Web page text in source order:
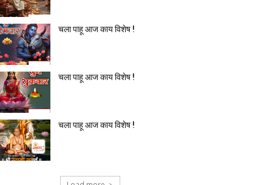
चला पाहू आज काय विशेष !
चला पाहू आज काय विशेष !
चला पाहू आज काय विशेष !